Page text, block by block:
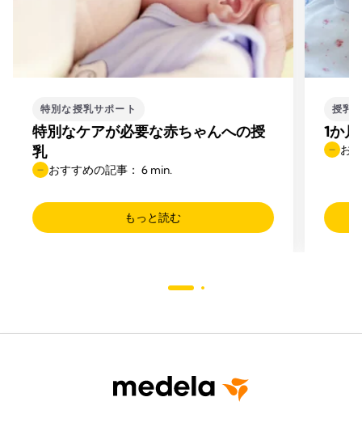
特別な授乳サポート
特別なケアが必要な赤ちゃんへの授
乳
おすすめの記事： 6 min.
もっと読む
授乳
1か
お